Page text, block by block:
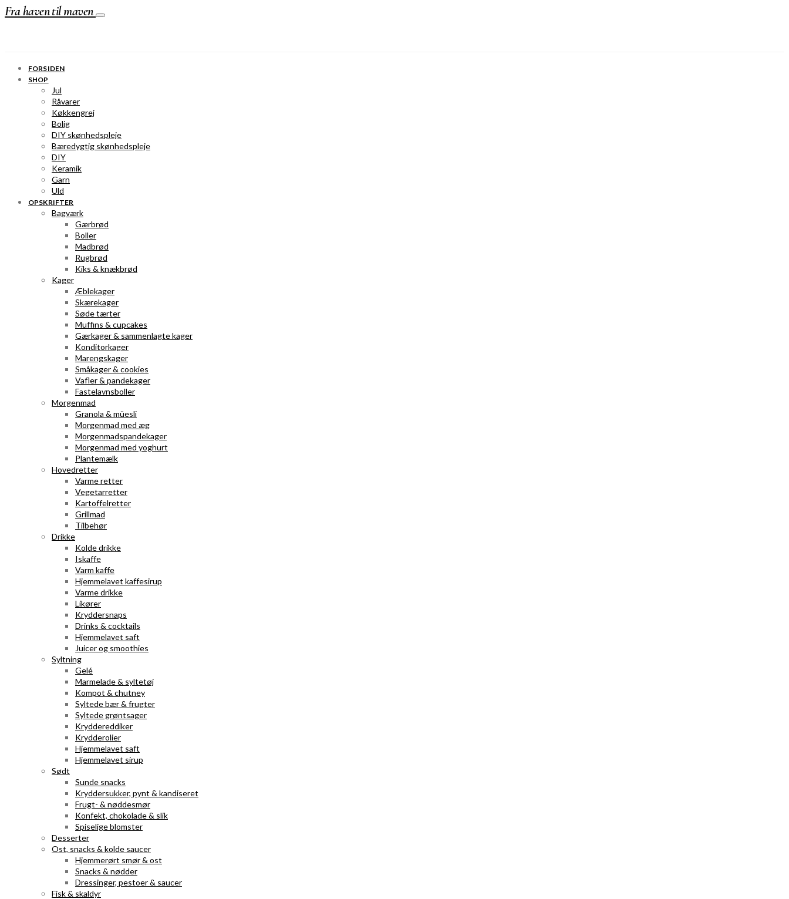
Fra haven til maven
FORSIDEN
SHOP
Jul
Råvarer
Køkkengrej
Bolig
DIY skønhedspleje
Bæredygtig skønhedspleje
DIY
Keramik
Garn
Uld
OPSKRIFTER
Bagværk
Gærbrød
Boller
Madbrød
Rugbrød
Kiks & knækbrød
Kager
Æblekager
Skærekager
Søde tærter
Muffins & cupcakes
Gærkager & sammenlagte kager
Konditorkager
Marengskager
Småkager & cookies
Vafler & pandekager
Fastelavnsboller
Morgenmad
Granola & müesli
Morgenmad med æg
Morgenmadspandekager
Morgenmad med yoghurt
Plantemælk
Hovedretter
Varme retter
Vegetarretter
Kartoffelretter
Grillmad
Tilbehør
Drikke
Kolde drikke
Iskaffe
Varm kaffe
Hjemmelavet kaffesirup
Varme drikke
Likører
Kryddersnaps
Drinks & cocktails
Hjemmelavet saft
Juicer og smoothies
Syltning
Gelé
Marmelade & syltetøj
Kompot & chutney
Syltede bær & frugter
Syltede grøntsager
Kryddereddiker
Krydderolier
Hjemmelavet saft
Hjemmelavet sirup
Sødt
Sunde snacks
Kryddersukker, pynt & kandiseret
Frugt- & nøddesmør
Konfekt, chokolade & slik
Spiselige blomster
Desserter
Ost, snacks & kolde saucer
Hjemmerørt smør & ost
Snacks & nødder
Dressinger, pestoer & saucer
Fisk & skaldyr